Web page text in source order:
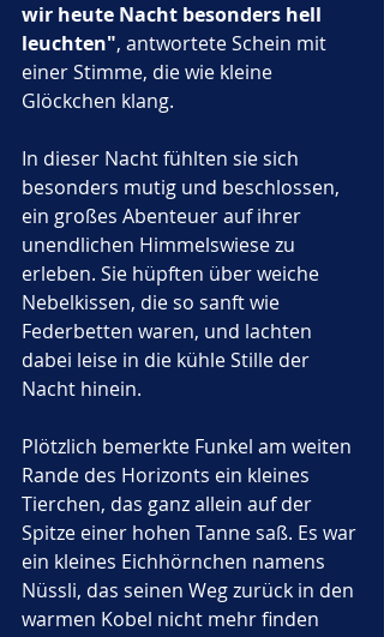
wir heute Nacht besonders hell
leuchten", antwortete Schein mit
einer Stimme, die wie kleine
Glöckchen klang.
In dieser Nacht fühlten sie sich
besonders mutig und beschlossen,
ein großes Abenteuer auf ihrer
unendlichen Himmelswiese zu
erleben. Sie hüpften über weiche
Nebelkissen, die so sanft wie
Federbetten waren, und lachten
dabei leise in die kühle Stille der
Nacht hinein.
Plötzlich bemerkte Funkel am weiten
Rande des Horizonts ein kleines
Tierchen, das ganz allein auf der
Spitze einer hohen Tanne saß. Es war
ein kleines Eichhörnchen namens
Nüssli, das seinen Weg zurück in den
warmen Kobel nicht mehr finden